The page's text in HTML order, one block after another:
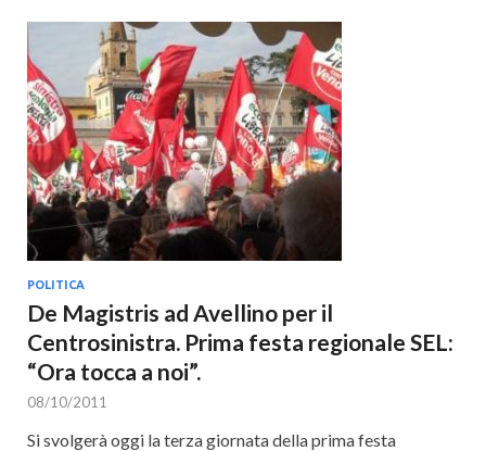
POLITICA
De Magistris ad Avellino per il
Centrosinistra. Prima festa regionale SEL:
“Ora tocca a noi”.
08/10/2011
Si svolgerà oggi la terza giornata della prima festa